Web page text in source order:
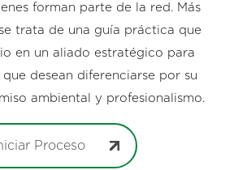
forman parte de la red. Más
trata de una guía práctica que
en un aliado estratégico para
desean diferenciarse por su
ambiental y profesionalismo.
Proceso